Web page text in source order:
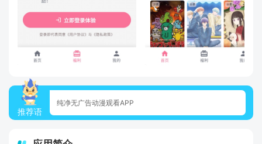
推荐语
纯净无广告动漫观看APP